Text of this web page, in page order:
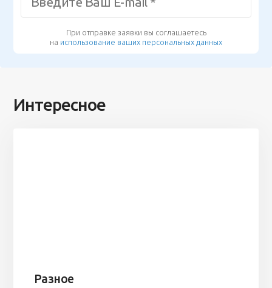
При отправке заявки вы соглашаетесь
на использование ваших персональных данных
Интересное
Разное